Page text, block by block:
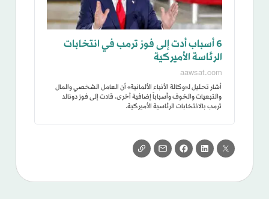
6 أسباب أدت إلى فوز ترمب في انتخابات
الرئاسة الأميركية
aawsat.com
أشار تحليل لـ«وكالة الأنباء الألمانية» أن العامل الشخصي والمال
والتبعيات والخوف وأسباباً إضافية أخرى، قادت إلى فوز دونالد
ترمب بالانتخابات الرئاسية الأميركية.